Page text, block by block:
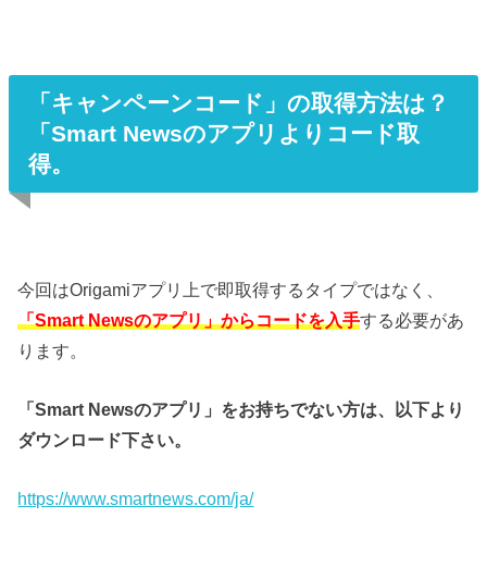
「キャンペーンコード」の取得方法は？
「Smart Newsのアプリよりコード取
得。
今回はOrigamiアプリ上で即取得するタイプではなく、
「Smart Newsのアプリ」からコードを入手する必要があ
ります。
「Smart Newsのアプリ」をお持ちでない方は、以下より
ダウンロード下さい。
https://www.smartnews.com/ja/